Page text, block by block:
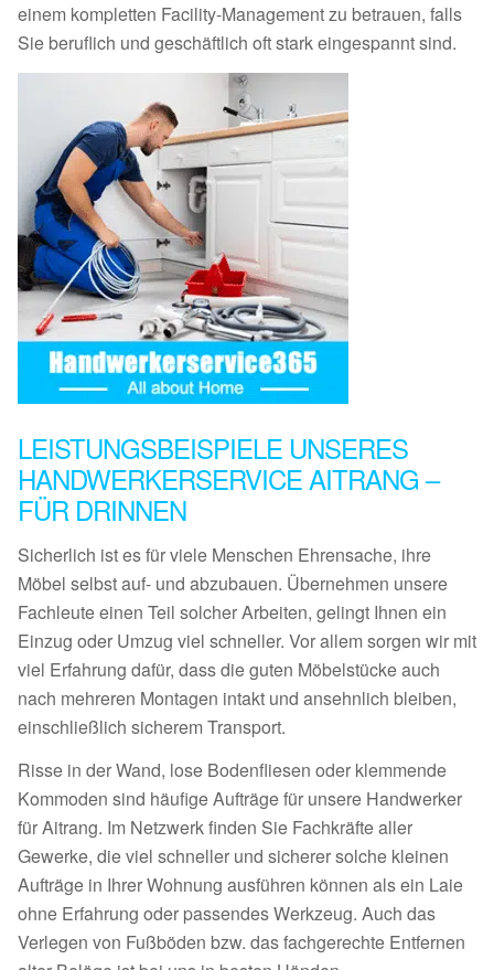
einem kompletten Facility-Management zu betrauen, falls
Sie beruflich und geschäftlich oft stark eingespannt sind.
LEISTUNGSBEISPIELE UNSERES
HANDWERKERSERVICE AITRANG –
FÜR DRINNEN
Sicherlich ist es für viele Menschen Ehrensache, ihre
Möbel selbst auf- und abzubauen. Übernehmen unsere
Fachleute einen Teil solcher Arbeiten, gelingt Ihnen ein
Einzug oder Umzug viel schneller. Vor allem sorgen wir mit
viel Erfahrung dafür, dass die guten Möbelstücke auch
nach mehreren Montagen intakt und ansehnlich bleiben,
einschließlich sicherem Transport.
Risse in der Wand, lose Bodenfliesen oder klemmende
Kommoden sind häufige Aufträge für unsere Handwerker
für Aitrang. Im Netzwerk finden Sie Fachkräfte aller
Gewerke, die viel schneller und sicherer solche kleinen
Aufträge in Ihrer Wohnung ausführen können als ein Laie
ohne Erfahrung oder passendes Werkzeug. Auch das
Verlegen von Fußböden bzw. das fachgerechte Entfernen